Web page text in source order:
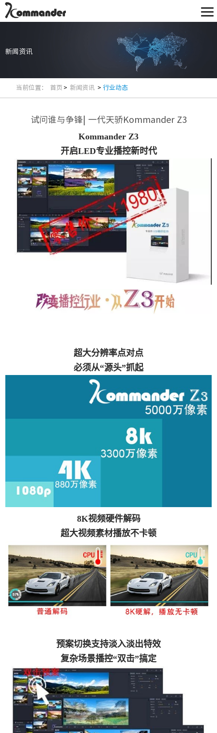
新闻资讯
当前位置： 首页 > 新闻资讯 > 行业动态
试问谁与争锋| 一代天骄Kommander Z3
Kommander Z3
开启LED专业播控新时代
超大分辨率点对点
必须从“源头”抓起
8K视频硬件解码
超大视频素材播放不卡顿
预案切换支持淡入淡出特效
复杂场景播控“双击”搞定